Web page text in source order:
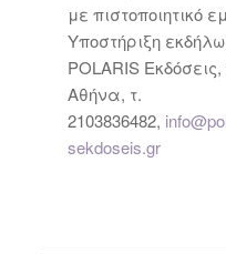
με πιστοποιητικό
Υποστήριξη
POLARIS
Αθήνα, τ.
2103836482,
sekdoseis.gr